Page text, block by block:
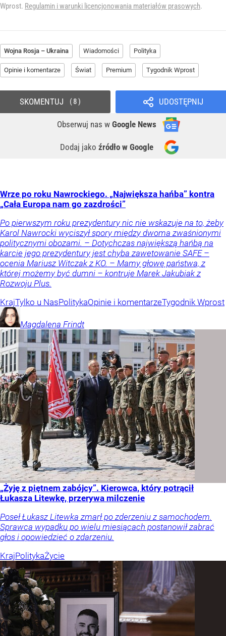
Wprost. Regulamin i warunki licencjonowania materiałów prasowych.
Wojna Rosja – Ukraina Wiadomości Polityka
Opinie i komentarze Świat Premium Tygodnik Wprost
UDOSTĘPNIJ
Obserwuj nas w Google News
Dodaj jako źródło w Google
SKOMENTUJ 8
Wrze po roku Nawrockiego. „Największa hańba” kontra
„Cała Europa nam go zazdrości”
Po pierwszym roku prezydentury nic nie wskazuje na to, żeby
Karol Nawrocki wyciszył spory między dwoma zwaśnionymi
politycznymi obozami. – Dotychczas największą hańbą na
karcie jego prezydentury jest chyba zawetowanie SAFE –
ocenia Mariusz Witczak z KO. – Mamy głowę państwa, z
której możemy być dumni – kontruje Marek Jakubiak z
Rozwoju Plus.
KrajTylko u NasPolitykaOpinie i komentarzeTygodnik Wprost
Magdalena Frindt
„Żyję z piętnem zabójcy”. Kierowca, który potrącił
Łukasza Litewkę, przerywa milczenie
Poseł Łukasz Litewka zmarł po zderzeniu z samochodem.
Sprawca wypadku po wielu miesiącach postanowił zabrać
głos i opowiedzieć o zdarzeniu.
KrajPolitykaŻycie